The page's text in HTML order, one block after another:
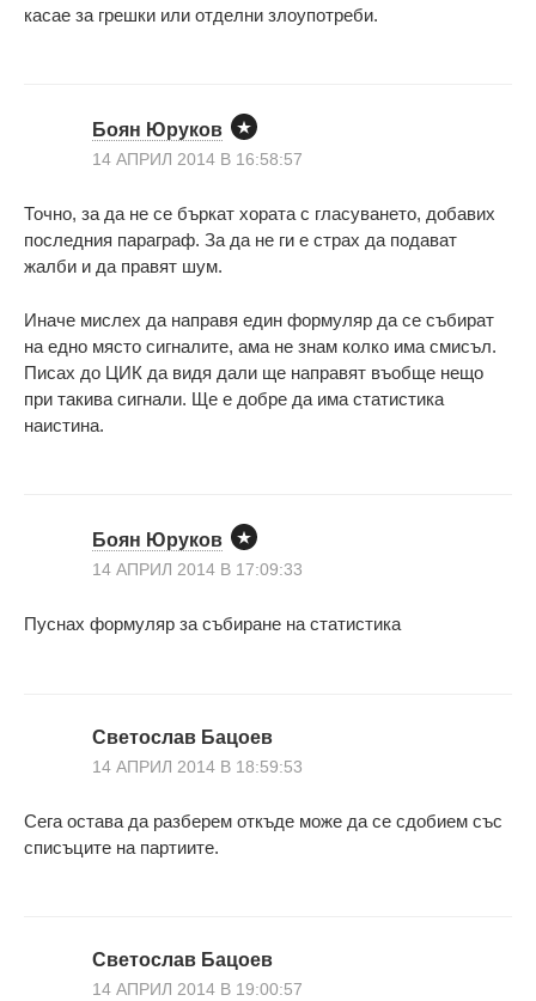
касае за грешки или отделни злоупотреби.
Боян Юруков
14 АПРИЛ 2014 В 16:58:57
Точно, за да не се бъркат хората с гласуването, добавих
последния параграф. За да не ги е страх да подават
жалби и да правят шум.
Иначе мислех да направя един формуляр да се събират
на едно място сигналите, ама не знам колко има смисъл.
Писах до ЦИК да видя дали ще направят въобще нещо
при такива сигнали. Ще е добре да има статистика
наистина.
Боян Юруков
14 АПРИЛ 2014 В 17:09:33
Пуснах формуляр за събиране на статистика
Светослав Бацоев
14 АПРИЛ 2014 В 18:59:53
Сега остава да разберем откъде може да се сдобием със
списъците на партиите.
Светослав Бацоев
14 АПРИЛ 2014 В 19:00:57